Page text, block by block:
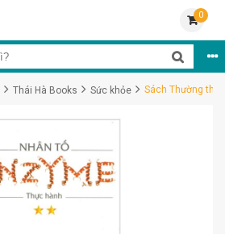
0
Thái Hà Books Sức khỏe Sách Thường